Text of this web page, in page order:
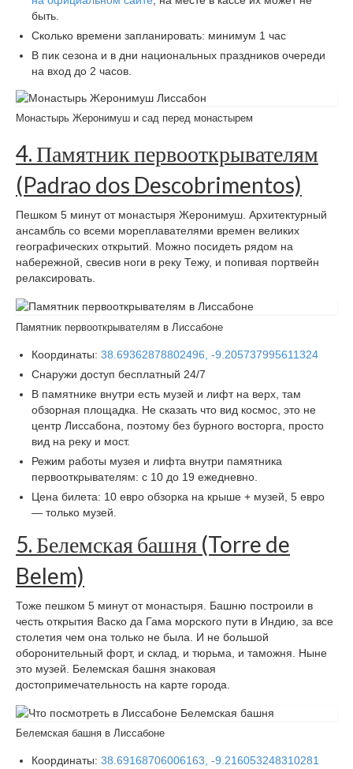
быть.
Сколько времени запланировать: минимум 1 час
В пик сезона и в дни национальных праздников очереди
на вход до 2 часов.
Монастырь Жеронимуш и сад перед монастырем
4. Памятник первооткрывателям
(Padrao dos Descobrimentos)
Пешком 5 минут от монастыря Жеронимуш. Архитектурный
ансамбль со всеми мореплавателями времен великих
географических открытий. Можно посидеть рядом на
набережной, свесив ноги в реку Тежу, и попивая портвейн
релаксировать.
Памятник первооткрывателям в Лиссабоне
Координаты: 38.69362878802496, -9.205737995611324
Снаружи доступ бесплатный 24/7
В памятнике внутри есть музей и лифт на верх, там
обзорная площадка. Не сказать что вид космос, это не
центр Лиссабона, поэтому без бурного восторга, просто
вид на реку и мост.
Режим работы музея и лифта внутри памятника
первооткрывателям: с 10 до 19 ежедневно.
Цена билета: 10 евро обзорка на крыше + музей, 5 евро
— только музей.
5. Белемская башня (Torre de
Belem)
Тоже пешком 5 минут от монастыря. Башню построили в
честь открытия Васко да Гама морского пути в Индию, за все
столетия чем она только не была. И не большой
оборонительный форт, и склад, и тюрьма, и таможня. Ныне
это музей. Белемская башня знаковая
достопримечательность на карте города.
Белемская башня в Лиссабоне
Координаты: 38.69168706006163, -9.216053248310281